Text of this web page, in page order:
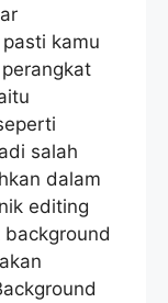
kamu
salah
dalam
editing